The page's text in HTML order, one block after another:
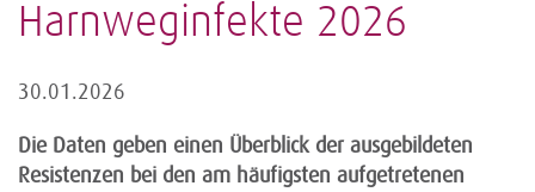
Harnweginfekte 2026
30.01.2026
Die Daten geben einen Überblick der ausgebildeten
Resistenzen bei den am häufigsten aufgetretenen